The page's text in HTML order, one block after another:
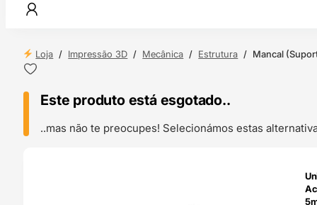
Loja / Impressão 3D / Mecânica / Estrutura / Mancal
Este produto está esgotado..
..mas não te preocupes! Selecionámos estas